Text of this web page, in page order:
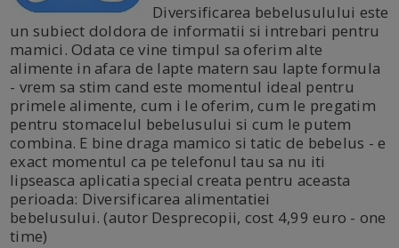
Diversificarea bebelusulului este
un subiect doldora de informatii si intrebari pentru
mamici. Odata ce vine timpul sa oferim alte
alimente in afara de lapte matern sau lapte formula
- vrem sa stim cand este momentul ideal pentru
primele alimente, cum i le oferim, cum le pregatim
pentru stomacelul bebelusului si cum le putem
combina. E bine draga mamico si tatic de bebelus - e
exact momentul ca pe telefonul tau sa nu iti
lipseasca aplicatia special creata pentru aceasta
perioada: Diversificarea alimentatiei
bebelusului. (autor Desprecopii, cost 4,99 euro - one
time)